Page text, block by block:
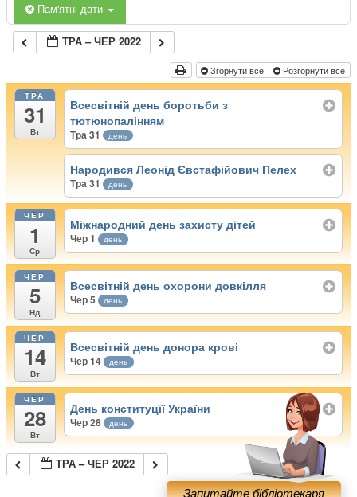
Пам'ятні дати
ТРА – ЧЕР 2022
Згорнути все Розгорнути все
ТРА
31
Вт
Всесвітній день боротьби з
тютюнопалінням
Тра 31 день
Народився Леонід Євстафійович Пелех
Тра 31 день
ЧЕР
1
Ср
Міжнародний день захисту дітей
Чер 1 день
ЧЕР
5
Нд
Всесвітній день охорони довкілля
Чер 5 день
ЧЕР
14
Вт
Всесвітній день донора крові
Чер 14 день
ЧЕР
28
Вт
День конституції України
Чер 28 день
ТРА – ЧЕР 2022